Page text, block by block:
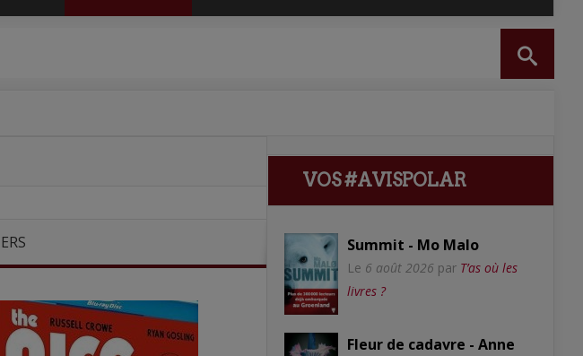
VOS #AVISPOLAR
Summit - Mo Malo
Le 6 août 2026 par T’as où les
livres ?
Fleur de cadavre - Anne